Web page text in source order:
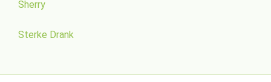
Sherry
Sterke Drank